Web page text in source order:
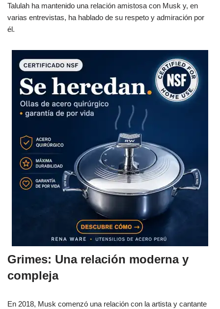
Talulah ha mantenido una relación amistosa con Musk y, en
varias entrevistas, ha hablado de su respeto y admiración por
él.
Grimes: Una relación moderna y
compleja
En 2018, Musk comenzó una relación con la artista y cantante